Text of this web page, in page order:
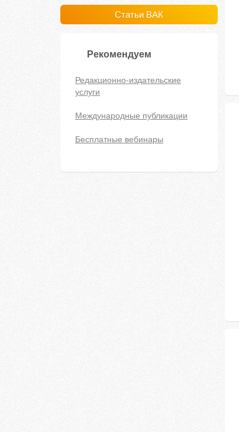
Статьи ВАК
Рекомендуем
Редакционно-издательские
услуги
Международные публикации
Бесплатные вебинары